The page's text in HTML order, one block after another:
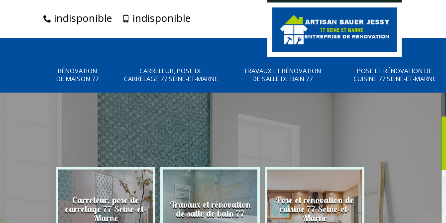
indisponible indisponible
RÉNOVATION
DE MAISON 77
CARRELEUR, POSE DE
CARRELAGE 77 SEINE-ET-MARNE
TRAVAUX ET RÉNOVATION
DE SALLE DE BAIN 77
POSE ET RÉNOVATION DE
CUISINE 77 SEINE-ET-MARNE
Carreleur, pose de
carrelage 77 Seine-et-
Marne
Travaux et rénovation
de salle de bain 77
Pose et rénovation de
cuisine 77 Seine-et-
Marne